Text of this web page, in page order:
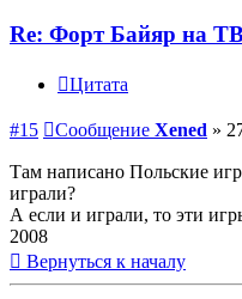
Re: Форт Байяр на
Цитата
#15 Сообщение Xened »
Там написано Польские
играли?
А если и играли, то эти
2008
Вернуться к началу